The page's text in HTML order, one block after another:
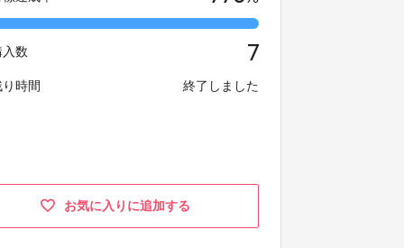
入数 7
り時間 終了しました
お気に入りに追加する